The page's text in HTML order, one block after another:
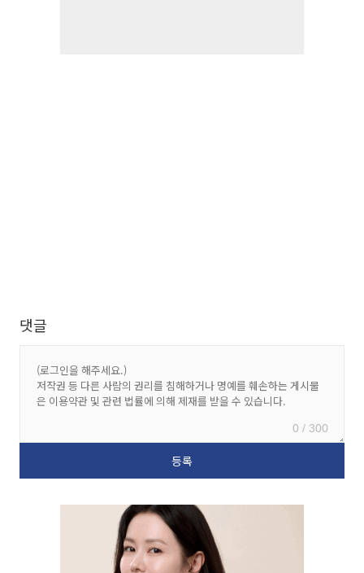
댓글
0 / 300